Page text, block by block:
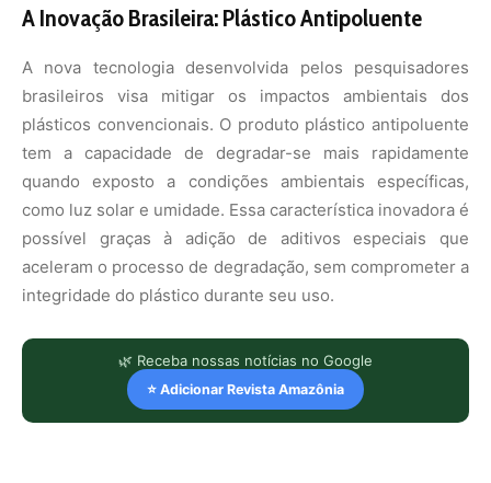
A Inovação Brasileira: Plástico Antipoluente
A nova tecnologia desenvolvida pelos pesquisadores
brasileiros visa mitigar os impactos ambientais dos
plásticos convencionais. O produto plástico antipoluente
tem a capacidade de degradar-se mais rapidamente
quando exposto a condições ambientais específicas,
como luz solar e umidade. Essa característica inovadora é
possível graças à adição de aditivos especiais que
aceleram o processo de degradação, sem comprometer a
integridade do plástico durante seu uso.
🌿 Receba nossas notícias no Google
⭐ Adicionar Revista Amazônia